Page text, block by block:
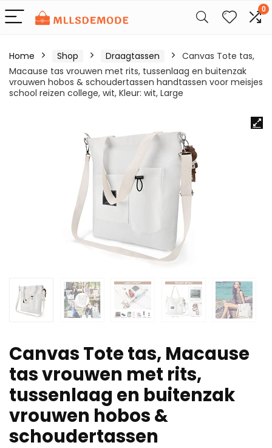
0
Home Shop Draagtassen
Canvas Tote tas,
Macause tas vrouwen met rits, tussenlaag en buitenzak
vrouwen hobos & schoudertassen handtassen voor meisjes
school reizen college, wit, Kleur: wit, Large
Canvas Tote tas, Macause
tas vrouwen met rits,
tussenlaag en buitenzak
vrouwen hobos &
schoudertassen